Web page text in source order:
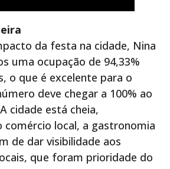
da festa na cidade, Nina
uma ocupação de 94,33%
o que é excelente para o
deve chegar a 100% ao
cidade está cheia,
comércio local, a gastronomia
de dar visibilidade aos
que foram prioridade do